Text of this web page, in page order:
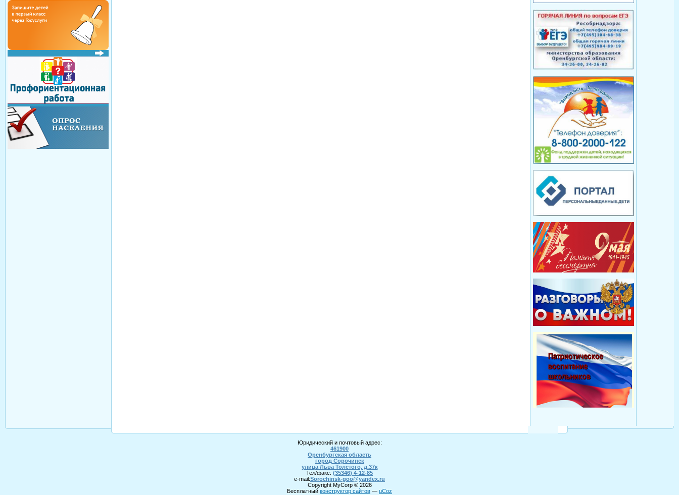
Юридический и почтовый адрес:
461900
Оренбургская область
город Сорочинск
улица Льва Толстого, д.37к
Тел/факс: (35346) 4-12-85
e-mail:Sorochinsk-goo@yandex.ru
Copyright MyCorp © 2026
Бесплатный конструктор сайтов — uCoz